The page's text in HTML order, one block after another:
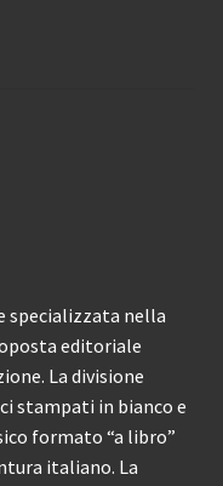
specializzata nella
editoriale
La divisione
stampati in bianco e
formato “a libro”
italiano. La